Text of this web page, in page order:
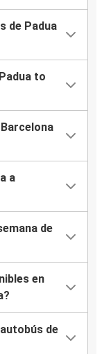
de Padua
to
a
de
en
de